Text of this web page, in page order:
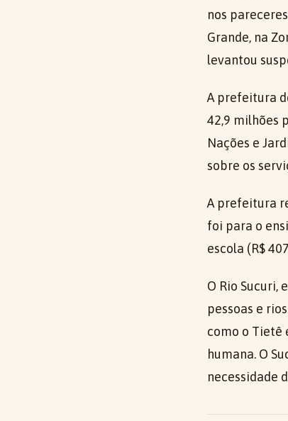
nos
Grande, na
levantou
A prefeitura
42,9 milhões
Nações e
sobre os
A prefeitura
foi para o
escola (R$
O Rio Sucuri,
pessoas e
como o Tietê
humana. O
necessidade